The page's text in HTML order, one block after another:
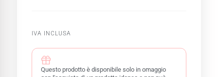
IVA INCLUSA
Questo prodotto è disponibile solo in omaggio